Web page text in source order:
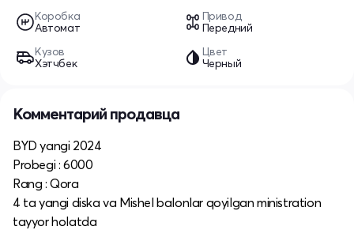
Коробка
Автомат
Привод
Передний
Кузов
Хэтчбек
Цвет
Черный
Комментарий продавца
BYD yangi 2024
Probegi : 6000
Rang : Qora
4 ta yangi diska va Mishel balonlar qoyilgan ministration
tayyor holatda